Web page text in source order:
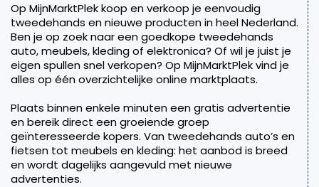
Op MijnMarktPlek koop en verkoop je eenvoudig
tweedehands en nieuwe producten in heel Nederland.
Ben je op zoek naar een goedkope tweedehands
auto, meubels, kleding of elektronica? Of wil je juist je
eigen spullen snel verkopen? Op MijnMarktPlek vind je
alles op één overzichtelijke online marktplaats.
Plaats binnen enkele minuten een gratis advertentie
en bereik direct een groeiende groep
geïnteresseerde kopers. Van tweedehands auto’s en
fietsen tot meubels en kleding: het aanbod is breed
en wordt dagelijks aangevuld met nieuwe
advertenties.